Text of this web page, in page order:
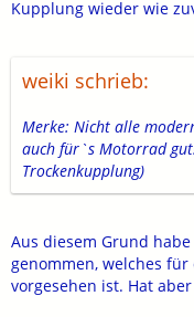
Kupplung wieder wie
weiki schrieb:
Merke: Nicht alle
auch für`s Motorrad
Trockenkupplung)
Aus diesem Grund
genommen, welches
vorgesehen ist. Hat